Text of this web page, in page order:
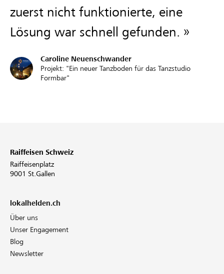
zuerst nicht funktionierte, eine
Lösung war schnell gefunden.
Caroline Neuenschwander
Projekt: "Ein neuer Tanzboden für das Tanzstudio
Formbar"
Raiffeisen Schweiz
Raiffeisenplatz
9001 St.Gallen
lokalhelden.ch
Über uns
Unser Engagement
Blog
Newsletter